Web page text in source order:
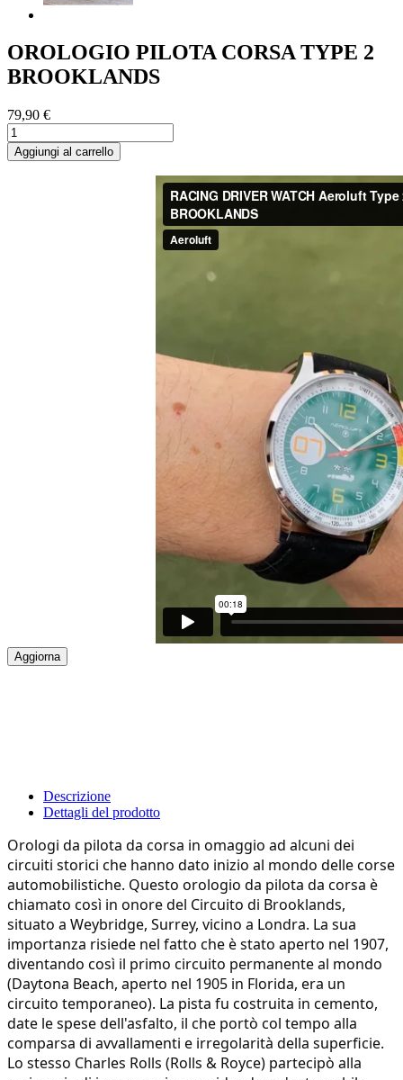
OROLOGIO PILOTA CORSA TYPE 2
BROOKLANDS
79,90 €
Aggiungi al carrello
Descrizione
Dettagli del prodotto
Orologi da pilota da corsa in omaggio ad alcuni dei
circuiti storici che hanno dato inizio al mondo delle corse
automobilistiche. Questo orologio da pilota da corsa è
chiamato così in onore del Circuito di Brooklands,
situato a Weybridge, Surrey, vicino a Londra. La sua
importanza risiede nel fatto che è stato aperto nel 1907,
diventando così il primo circuito permanente al mondo
(Daytona Beach, aperto nel 1905 in Florida, era un
circuito temporaneo). La pista fu costruita in cemento,
date le spese dell'asfalto, il che portò col tempo alla
comparsa di avvallamenti e irregolarità della superficie.
Lo stesso Charles Rolls (Rolls & Royce) partecipò alla